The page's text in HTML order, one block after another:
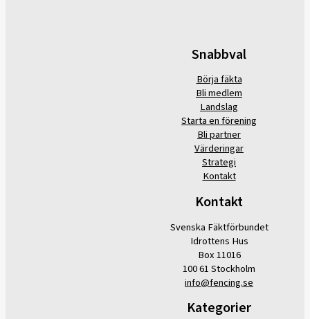
Snabbval
Börja fäkta
Bli medlem
Landslag
Starta en förening
Bli partner
Värderingar
Strategi
Kontakt
Kontakt
Svenska Fäktförbundet
Idrottens Hus
Box 11016
100 61 Stockholm
info@fencing.se
Kategorier